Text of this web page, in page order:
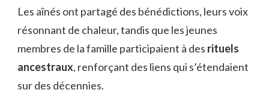
Les aînés ont partagé des bénédictions, leurs voix
résonnant de chaleur, tandis que les jeunes
membres de la famille participaient à des rituels
ancestraux, renforçant des liens qui s’étendaient
sur des décennies.